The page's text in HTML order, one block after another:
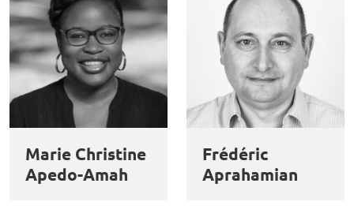
Marie Christine
Apedo-Amah
Frédéric
Aprahamian